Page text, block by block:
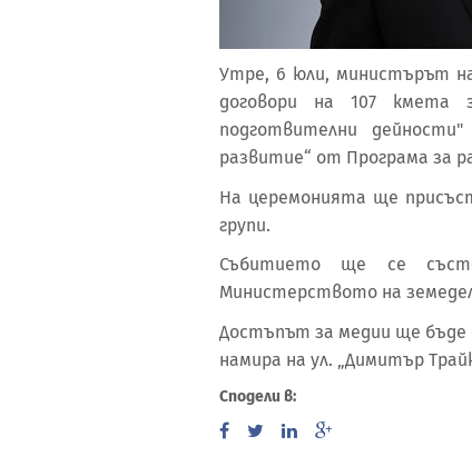
Утре, 6 юли, министърът
договори на 107 кмета
подготвителни
развитие“ от Програма за
На церемонията ще
групи.
Събитието ще се
Министерството на
Достъпът за медии ще бъде
намира на ул. „Димитър
Сподели в: